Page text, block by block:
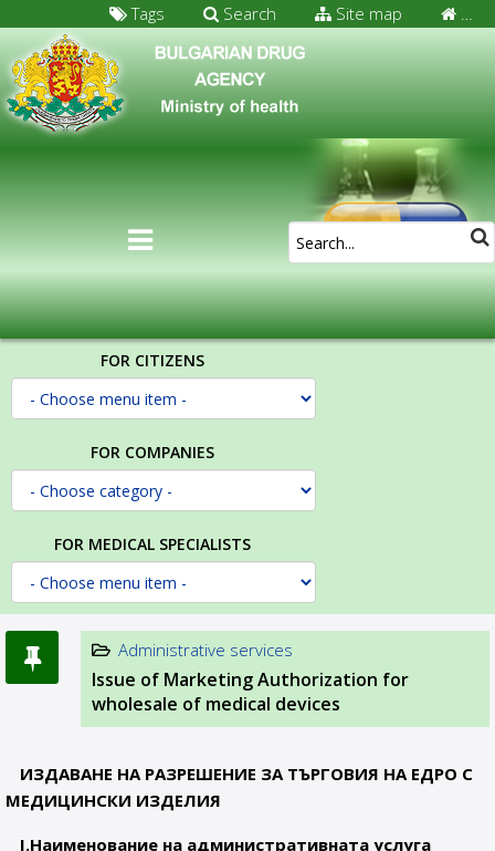
…
Site map
Search
Tags
FOR CITIZENS
FOR COMPANIES
FOR MEDICAL SPECIALISTS
Administrative services
Issue of Marketing Authorization for
wholesale of medical devices
ИЗДАВАНЕ НА РАЗРЕШЕНИЕ ЗА ТЪРГОВИЯ НА ЕДРО С
МЕДИЦИНСКИ ИЗДЕЛИЯ
I.Наименование на административната услуга